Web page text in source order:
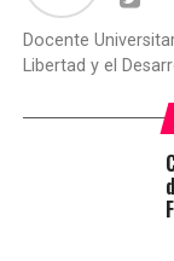
Docente
Libertad y el